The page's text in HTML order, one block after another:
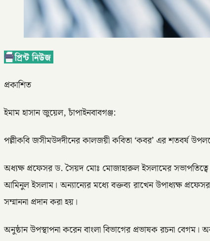
প্রকাশিত
ইমাম হাসান জুয়েল, চাঁপাইনবাবগঞ্জ:
পল্লীকবি জসীমউদদীনের কালজয়ী কবিতা ‘কবর’ এর শতবর্ষ
অধ্যক্ষ প্রফেসর ড. সৈয়দ মোঃ মোজাহারুল ইসলামের সভাপতিত্বে
আমিনুল ইসলাম। অন্যান্যের মধ্যে বক্তব্য রাখেন উপাধ্যক্ষ
সম্মাননা প্রদান করা হয়।
অনুষ্ঠান উপস্থাপনা করেন বাংলা বিভাগের প্রভাষক রচনা বেগম।